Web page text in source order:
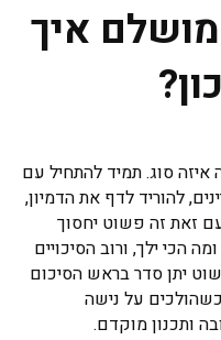
איך
סוג. תמיד להתחיל עם
להוריד לדף את הדמיון,
זאת זה פשוט יחסוך
הכי ילך, ורוב הסיכויים
יתן סדר בראש הסיכום
על נישה
ותכנון מוקדם.